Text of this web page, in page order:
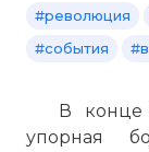
#революция
#события
В конце
упорная